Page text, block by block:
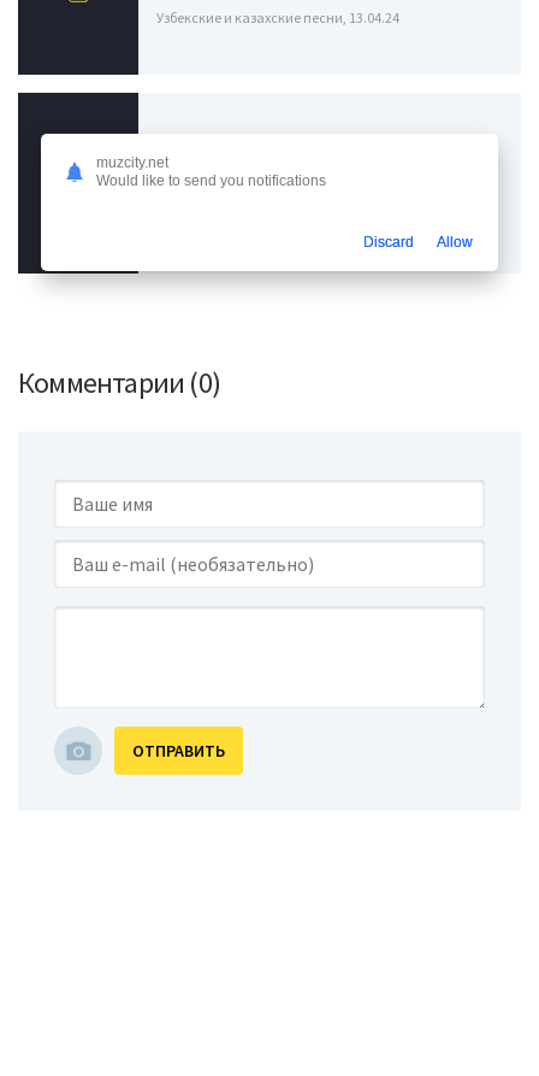
Узбекские и казахские песни, 13.04.24
LeanJe - Мигрант
Комментарии (0)
ОТПРАВИТЬ
muzcity.net
Would like to send you notifications
Discard Allow